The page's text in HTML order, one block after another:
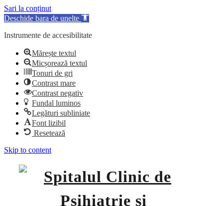
Sari la conținut
Deschide bara de unelte
Instrumente de accesibilitate
Mărește textul
Micșorează textul
Tonuri de gri
Contrast mare
Contrast negativ
Fundal luminos
Legături subliniate
Font lizibil
Resetează
Skip to content